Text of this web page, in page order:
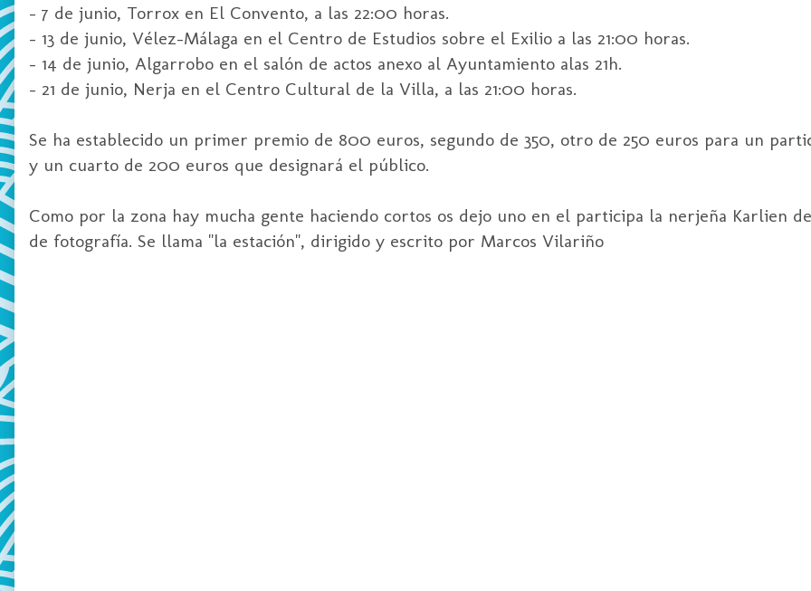
- 7 de junio, Torrox en El Convento, a las 22:00 horas.
- 13 de junio, Vélez-Málaga en el Centro de Estudios sobre el Exilio a las 21:00 horas.
- 14 de junio, Algarrobo en el salón de actos anexo al Ayuntamiento alas 21h.
- 21 de junio, Nerja en el Centro Cultural de la Villa, a las 21:00 horas.
Se ha establecido un primer premio de 800 euros, segundo de 350, otro de 250 euros para un
y un cuarto de 200 euros que designará el público.
Como por la zona hay mucha gente haciendo cortos os dejo uno en el participa la nerjeña Karlien
de fotografía. Se llama "la estación", dirigido y escrito por Marcos Vilariño